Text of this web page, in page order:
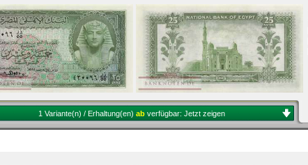
1 Variante(n) / Erhaltung(en) ab verfügbar: Jetzt zeigen